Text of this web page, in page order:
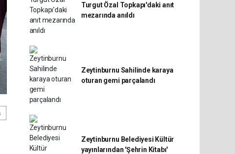
Turgut Özal Topkapı'daki anıt
mezarında anıldı
Zeytinburnu Sahilinde karaya
oturan gemi parçalandı
Zeytinburnu Belediyesi Kültür
yayınlarından 'Şehrin Kitabı'